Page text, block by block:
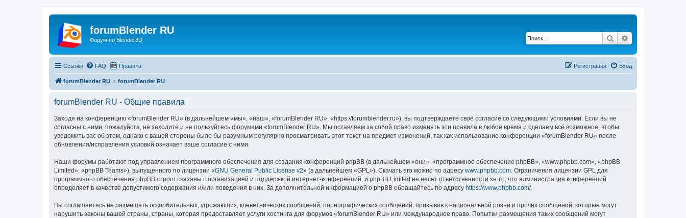
forumBlender RU
Форум по Blender3D Поиск
Ссылки FAQ Правила Вход
Регистрация
forumBlender RU forumBlender RU
forumBlender RU - Общие правила
Заходя на конференцию «forumBlender RU» (в дальнейшем «мы», «наш», «forumBlender RU», «https://forumblender.ru»), вы подтверждаете своё согласие со следующими условиями. Если вы не
согласны с ними, пожалуйста, не заходите и не пользуйтесь форумами «forumBlender RU». Мы оставляем за собой право изменять эти правила в любое время и сделаем всё возможное, чтобы
уведомить вас об этом, однако с вашей стороны было бы разумным регулярно просматривать этот текст на предмет изменений, так как использование конференции «forumBlender RU» после
обновления/исправления условий означает ваше согласие с ними.
Наши форумы работают под управлением программного обеспечения для создания конференций phpBB (в дальнейшем «они», «программное обеспечение phpBB», «www.phpbb.com», «phpBB
Limited», «phpBB Teams»), выпущенного по лицензии «GNU General Public License v2» (в дальнейшем «GPL»). Скачать его можно по адресу www.phpbb.com . Ограничения лицензии GPL для
программного обеспечения phpBB строго связаны с организацией и поддержкой интернет-конференций, и phpBB Limited не несёт ответственности за то, что администрация конференций
определяет в качестве допустимого содержания и/или поведения в них. За дополнительной информацией о phpBB обращайтесь по адресу https://www.phpbb.com/.
Вы соглашаетесь не размещать оскорбительных, угрожающих, клеветнических сообщений, порнографических сообщений, призывов к национальной розни и прочих сообщений, которые могут
нарушить законы вашей страны, страны, которая предоставляет услуги хостинга для форумов «forumBlender RU» или международное право. Попытки размещения таких сообщений могут